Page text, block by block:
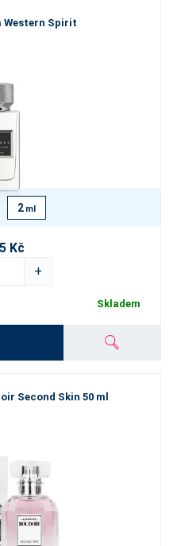
Western Spirit
2 ml
Kč
+
Skladem
Second Skin 50 ml